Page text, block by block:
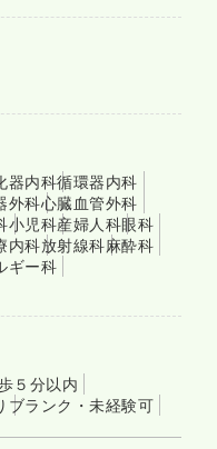
器内科循環器内科
外科心臓血管外科
小児科産婦人科眼科
内科放射線科麻酔科
ギー科
５分以内
ブランク・未経験可